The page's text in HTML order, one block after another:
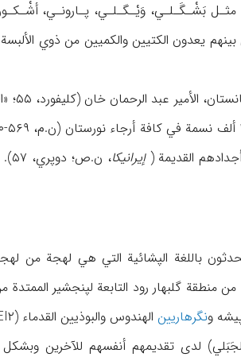
مثـل بَشْـگَـلـي، وَيْـگـلـي، پـارونـي،
يعدون الكتيين والكميين من ذوي
القديمة ( إيرانيكا
،
باللغة الپشائية التي هي لهجة من
من منطقة گلبهار رود التابعة لپنجشير
نگرهاريين الهندوس والبوذيين القدماء (EI۲، ن.ص).